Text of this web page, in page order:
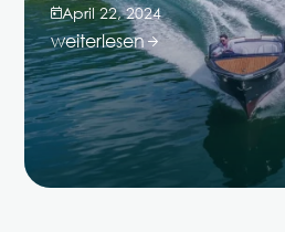
April 22, 2024
weiterlesen